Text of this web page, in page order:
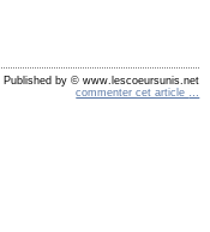
Published by © www.lescoeursunis.net
commenter cet article …